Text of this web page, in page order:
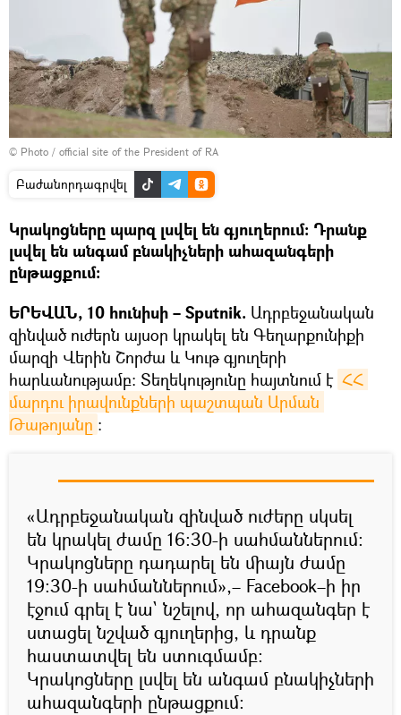
© Photo / official site of the President of RA
Բաժանորդագրվել
Կրակոցները պարզ լսվել են գյուղերում։ Դրանք
լսվել են անգամ բնակիչների ահազանգերի
ընթացքում։
ԵՐԵՎԱՆ, 10 հունիսի – Sputnik. Ադրբեջանական
զինված ուժերն այսօր կրակել են Գեղարքունիքի
մարզի Վերին Շորժա և Կութ գյուղերի
հարևանությամբ։ Տեղեկությունը հայտնում է ՀՀ
մարդու իրավունքների պաշտպան Արման
Թաթոյանը ։
«Ադրբեջանական զինված ուժերը սկսել
են կրակել ժամը 16:30-ի սահմաններում։
Կրակոցները դադարել են միայն ժամը
19:30-ի սահմաններում»,– Facebook–ի իր
էջում գրել է նա` նշելով, որ ահազանգեր է
ստացել նշված գյուղերից, և դրանք
հաստատվել են ստուգմամբ:
Կրակոցները լսվել են անգամ բնակիչների
ահազանգերի ընթացքում։